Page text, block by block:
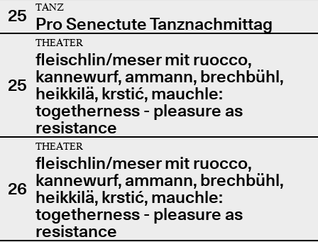
25
TANZ
Pro Senectute Tanznachmittag
25
THEATER
fleischlin/meser mit ruocco,
kannewurf, ammann, brechbühl,
heikkilä, krstić, mauchle:
togetherness - pleasure as
resistance
26
THEATER
fleischlin/meser mit ruocco,
kannewurf, ammann, brechbühl,
heikkilä, krstić, mauchle:
togetherness - pleasure as
resistance